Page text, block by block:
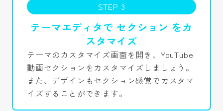
STEP 3
テーマエディタで セクション をカ
スタマイズ
テーマのカスタマイズ画面を開き、YouTube
動画セクションをカスタマイズしましょう。
また、デザインもセクション感覚でカスタマ
イズすることができます。